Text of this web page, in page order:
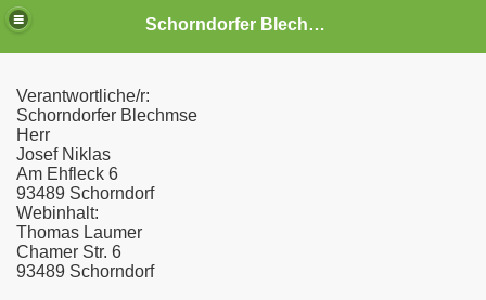
Schorndorfer Blechmuse
Verantwortliche/r:
Schorndorfer Blechmse
Herr
Josef Niklas
Am Ehfleck 6
93489 Schorndorf
Webinhalt:
Thomas Laumer
Chamer Str. 6
93489 Schorndorf